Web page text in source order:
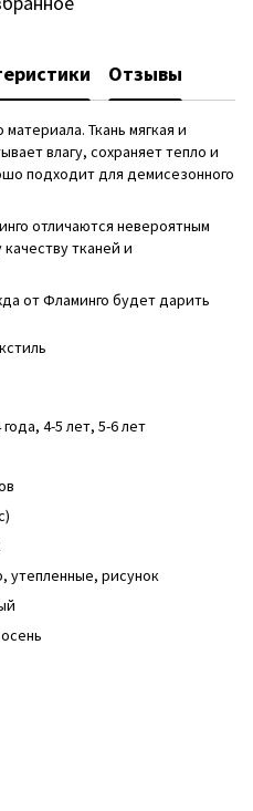
Отзывы
Ткань мягкая и
влагу, сохраняет тепло и
подходит для демисезонного
отличаются невероятным
тканей и
от Фламинго будет дарить
года, 4-5 лет, 5-6 лет
, утепленные, рисунок
осень